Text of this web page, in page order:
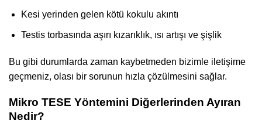
Kesi yerinden gelen kötü kokulu akıntı
Testis torbasında aşırı kızarıklık, ısı artışı ve şişlik
Bu gibi durumlarda zaman kaybetmeden bizimle iletişime
geçmeniz, olası bir sorunun hızla çözülmesini sağlar.
Mikro TESE Yöntemini Diğerlerinden Ayıran
Nedir?